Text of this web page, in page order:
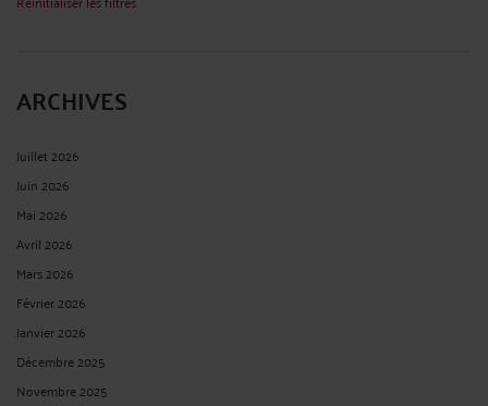
ARCHIVES
Juillet 2026
Juin 2026
Mai 2026
Avril 2026
Mars 2026
Février 2026
Janvier 2026
Décembre 2025
Novembre 2025